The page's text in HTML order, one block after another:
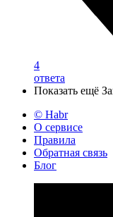
4
ответа
Показать ещё
© Habr
О сервисе
Правила
Обратная связь
Блог